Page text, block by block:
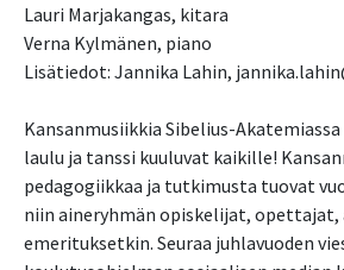
Lauri Marjakangas, kitara
Verna Kylmänen, piano
Lisätiedot: Jannika Lahin,
Kansanmusiikkia Sibelius-
laulu ja tanssi kuuluvat kaikille!
pedagogiikkaa ja tutkimusta tuovat
niin aineryhmän opiskelijat,
emerituksetkin. Seuraa juhlavuoden